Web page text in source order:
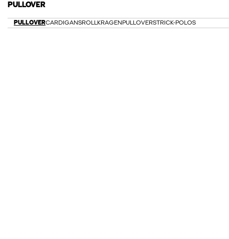
PULLOVER
PULLOVERCARDIGANSROLLKRAGENPULLOVERSTRICK-POLOS